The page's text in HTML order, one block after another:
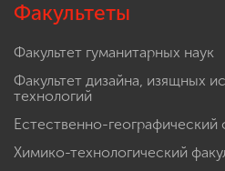
Факультеты
Факультет гуманитарных наук
Факультет дизайна, изящных
технологий
Естественно-географический
Химико-технологический